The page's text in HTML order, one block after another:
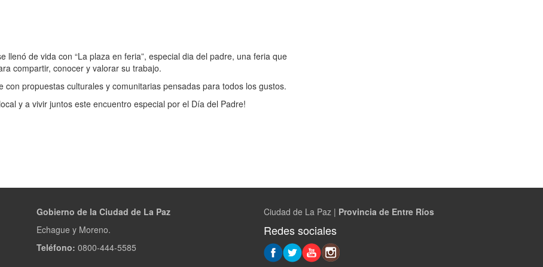
llenó de vida con “La plaza en feria”, especial dia del padre, una feria que
compartir, conocer y valorar su trabajo.
propuestas culturales y comunitarias pensadas para todos los gustos.
y a vivir juntos este encuentro especial por el Día del Padre!
Gobierno de la Ciudad de La Paz
Echague y Moreno.
Teléfono: 0800-444-5585
Ciudad de La Paz | Provincia de Entre Ríos
Redes sociales